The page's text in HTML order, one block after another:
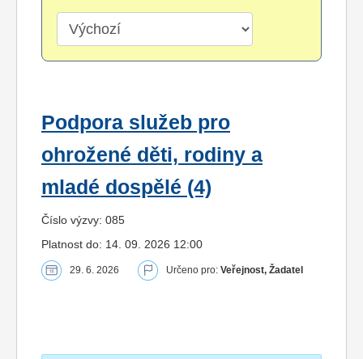
Podpora služeb pro
ohrožené děti, rodiny a
mladé dospělé (4)
Číslo výzvy: 085
Platnost do: 14. 09. 2026 12:00
29. 6. 2026 Určeno pro: Veřejnost, Žadatel